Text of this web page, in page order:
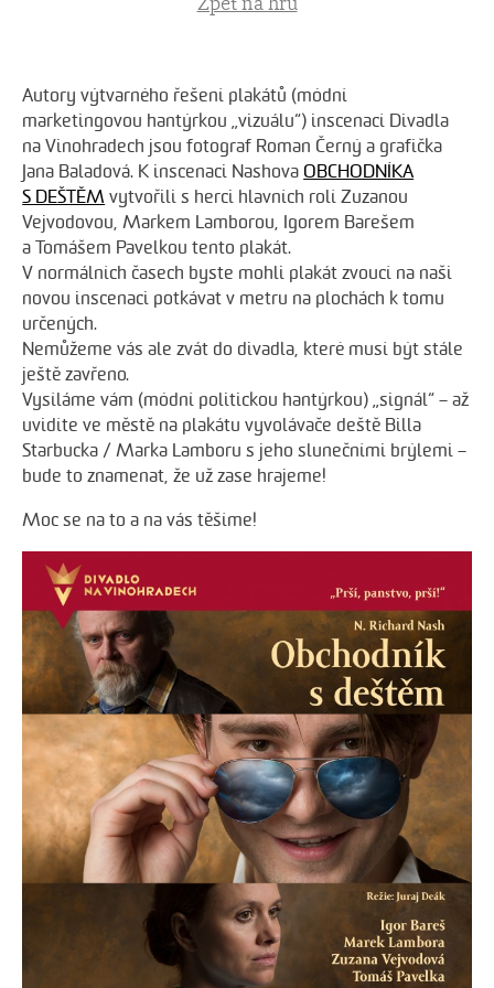
Autory výtvarného řešení plakátů (módní
marketingovou hantýrkou „vizuálu“) inscenací Divadla
na Vinohradech jsou fotograf Roman Černý a grafička
Jana Baladová. K inscenaci Nashova OBCHODNÍKA
S DEŠTĚM vytvořili s herci hlavních rolí Zuzanou
Vejvodovou, Markem Lamborou, Igorem Barešem
a Tomášem Pavelkou tento plakát.
V normálních časech byste mohli plakát zvoucí na naši
novou inscenaci potkávat v metru na plochách k tomu
určených.
Nemůžeme vás ale zvát do divadla, které musí být stále
ještě zavřeno.
Vysíláme vám (módní politickou hantýrkou) „signál“ – až
uvidíte ve městě na plakátu vyvolávače deště Billa
Starbucka / Marka Lamboru s jeho slunečními brýlemi –
bude to znamenat, že už zase hrajeme!
Moc se na to a na vás těšíme!